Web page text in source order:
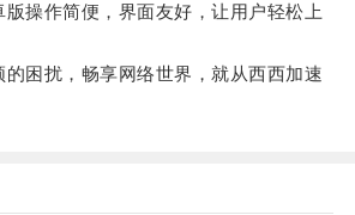
作简便，界面友好，让用户轻松上
扰，畅享网络世界，就从西西加速